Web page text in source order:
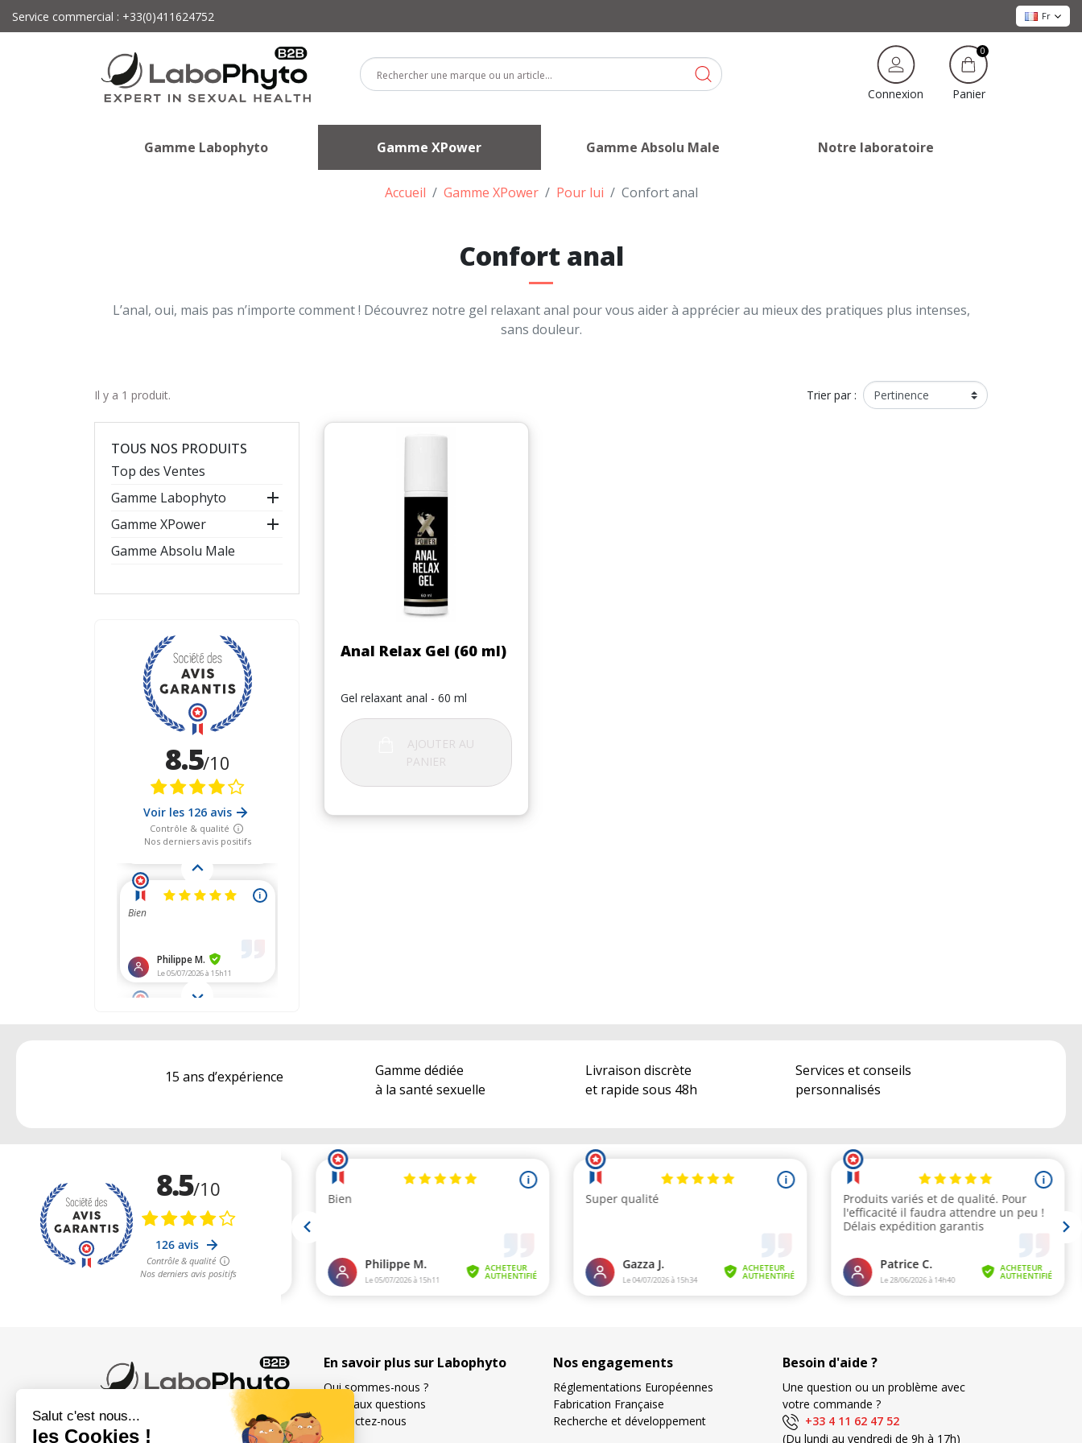
Service commercial : +33(0)411624752 Fr
Connexion
0
Panier
Gamme Labophyto Gamme XPower Gamme Absolu Male Notre laboratoire
Accueil Gamme XPower Pour lui Confort anal
Confort anal
L’anal, oui, mais pas n’importe comment ! Découvrez notre gel relaxant anal pour vous aider à apprécier au mieux des pratiques plus intenses,
sans douleur.
Il y a 1 produit. Trier par :
TOUS NOS PRODUITS
Top des Ventes
Gamme Labophyto

Gamme XPower 
Gamme Absolu Male
Aperçu rapide
Anal Relax Gel (60 ml)
Gel relaxant anal - 60 ml
PANIER
15 ans d’expérience
Gamme dédiée
à la santé sexuelle
Livraison discrète
et rapide sous 48h
Services et conseils
personnalisés
Spécialiste français des
En savoir plus sur Labophyto
Qui sommes-nous ?
Foire aux questions
Contactez-nous
Nos engagements
Réglementations Européennes
Fabrication Française
Recherche et développement
Besoin d'aide ?
Une question ou un problème avec
votre commande ?
+33 4 11 62 47 52
(Du lundi au vendredi de 9h à 17h)